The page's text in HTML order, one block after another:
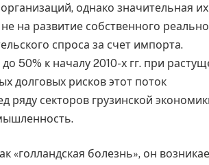
однако значительная их
на развитие собственного
спроса за счет импорта.
50% к началу 2010-х гг. при
долговых рисков этот поток
секторов грузинской
«голландская болезнь», он